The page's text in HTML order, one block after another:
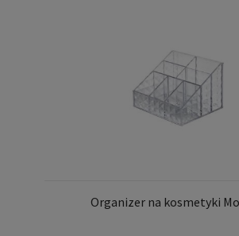
Organizer na kosmetyki